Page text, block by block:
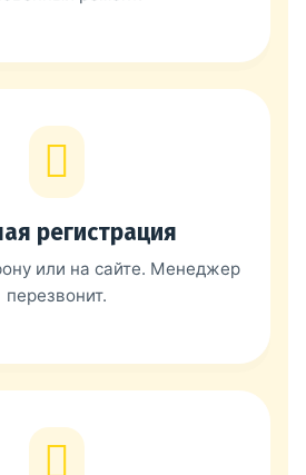
регистрация
или на сайте. Менеджер
перезвонит.